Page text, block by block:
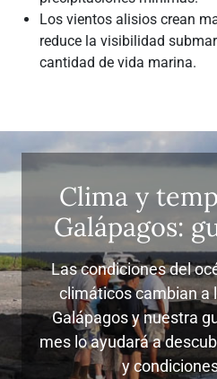
Los vientos alisios crean
reduce la visibilidad
cantidad de vida marina.
Clima y
Galápagos:
Las condiciones del
climáticos cambian a
Galápagos y nuestra
mes lo ayudará a
y